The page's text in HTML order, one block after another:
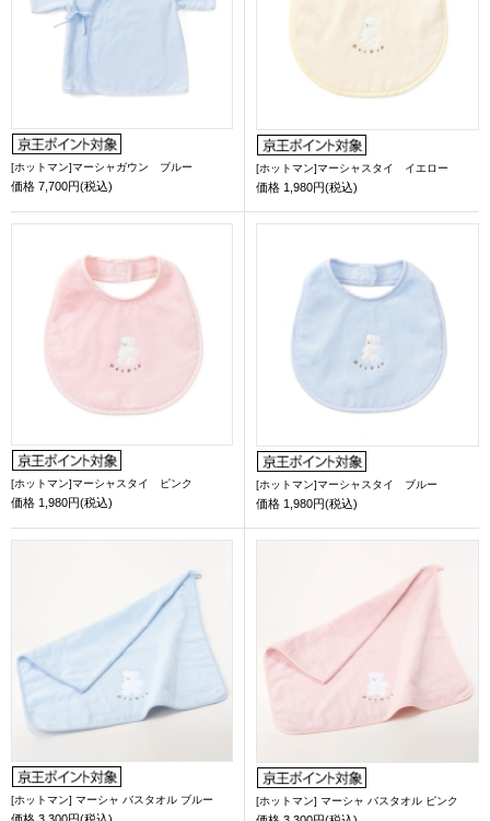
[ホットマン]マーシャガウン ブルー
価格 7,700円(税込)
[ホットマン]マーシャスタイ イエロー
価格 1,980円(税込)
[ホットマン]マーシャスタイ ピンク
価格 1,980円(税込)
[ホットマン]マーシャスタイ ブルー
価格 1,980円(税込)
[ホットマン] マーシャ バスタオル ブルー [ホットマン] マーシャ バスタオル ピンク